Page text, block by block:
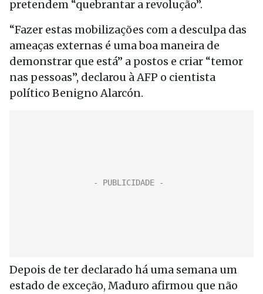
pretendem “quebrantar a revolução”.
“Fazer estas mobilizações com a desculpa das
ameaças externas é uma boa maneira de
demonstrar que está” a postos e criar “temor
nas pessoas”, declarou à AFP o cientista
político Benigno Alarcón.
Depois de ter declarado há uma semana um
estado de exceção, Maduro afirmou que não